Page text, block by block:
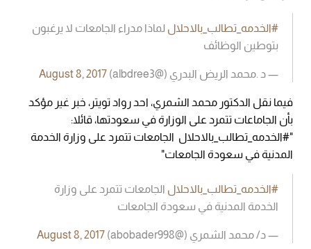
#الخدمه_تطالب_بالاحلال لماذا مدراء الجامعات لا يرغبون
بتوطين الوظائف
— د .محمد الريض البدري (@albdree3) August 8, 2017
فيما نقل الدكتور محمد الشمري، احد رواد تويتر، خبر غير مؤكد
بأن الجاماعات تتمرد على الوزارة في سعودتها، قائلا:
"#الخدمه_تطالب_بالاحلال الجامعات تتمرد على وزارة الخدمة
المدنية في سعودة الجامعات"
#الخدمه_تطالب_بالاحلال الجامعات تتمرد على وزارة
الخدمة المدنية في سعودة الجامعات
— د/ محمد الشمري (@abobader998) August 8, 2017